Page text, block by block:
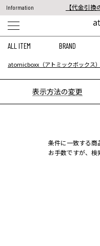
Information
【代金引換
税込11,000円
ALL ITEM BRAND
atomicboxx（アトミックボックス
表示方法の変更
条件に一致する商
お手数ですが、検